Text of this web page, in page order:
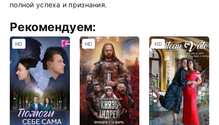
полной успеха и признания.
Рекомендуем:
HD HD HD